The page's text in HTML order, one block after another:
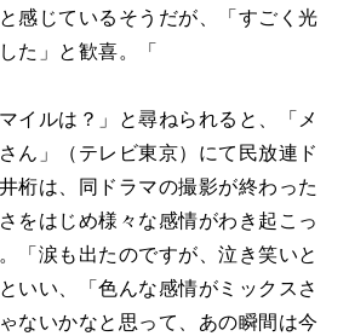
感じているそうだが、「すごく光
た」と歓喜。「
イルは？」と尋ねられると、「メ
ん」（テレビ東京）にて民放連ド
桁は、同ドラマの撮影が終わった
をはじめ様々な感情がわき起こっ
「涙も出たのですが、泣き笑いと
いい、「色んな感情がミックスさ
ないかなと思って、あの瞬間は今